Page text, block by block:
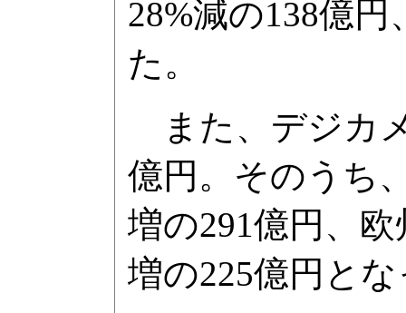
28%減の138億
た。
また、デジカ
億円。そのうち
増の291億円、
増の225億円と